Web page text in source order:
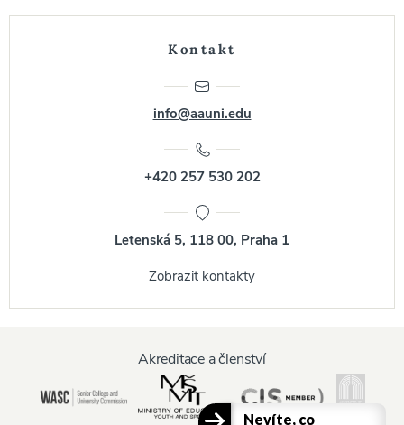
Kontakt
info@aauni.edu
+420 257 530 202
Letenská 5, 118 00, Praha 1
Zobrazit kontakty
Akreditace a členství
Nevíte, co